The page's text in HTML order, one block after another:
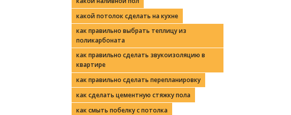
какой потолок сделать на кухне
как правильно выбрать теплицу из
поликарбоната
как правильно сделать звукоизоляцию в
квартире
как правильно сделать перепланировку
как сделать цементную стяжку пола
как смыть побелку с потолка